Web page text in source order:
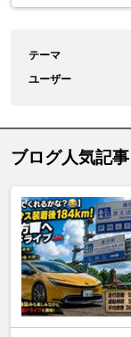
テーマ
ユーザー
ブログ人気記事